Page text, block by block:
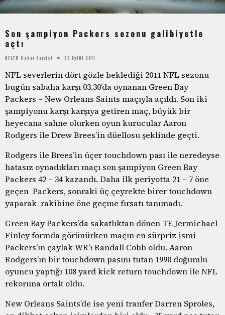
Son şampiyon Packers sezonu galibiyetle
açtı
NFLTR Haber Servisi 09 Eylül 2011
NFL severlerin dört gözle beklediği 2011 NFL sezonu
bugün sabaha karşı 03.30’da oynanan Green Bay
Packers – New Orleans Saints maçıyla açıldı. Son iki
şampiyonu karşı karşıya getiren maç, büyük bir
heyecana sahne olurken oyun kurucular Aaron
Rodgers ile Drew Brees’in düellosu şeklinde geçti.
Rodgers ile Brees’in üçer touchdown pası ile neredeyse
hatasız oynadıkları maçı son şampiyon Green Bay
Packers 42 – 34 kazandı. Daha ilk periyotta 21 – 7 öne
geçen Packers, sonraki üç çeyrekte birer touchdown
yaparak rakibine öne geçme fırsatı tanımadı.
Green Bay Packers’da sakatlıktan dönen TE Jermichael
Finley formda görünürken maçın en sürpriz ismi
Packers’ın çaylak WR’ı Randall Cobb oldu. Aaron
Rodgers’ın bir touchdown pasını tutan 1990 doğumlu
oyuncu yaptığı 108 yard kick return touchdown ile NFL
rekoruna ortak oldu.
New Orleans Saints’de ise yeni tranfer Darren Sproles,